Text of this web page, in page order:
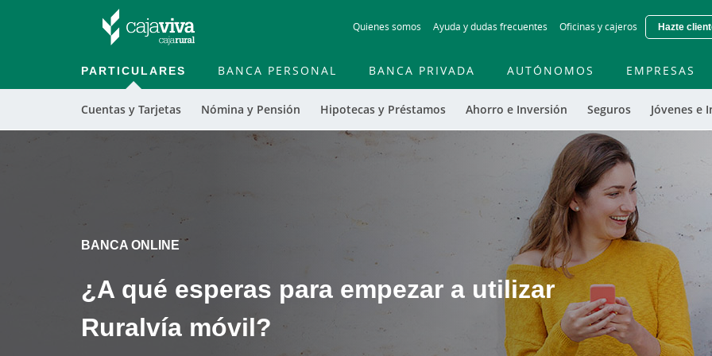
Quienes somos Ayuda y dudas frecuentes Oficinas y cajeros Hazte
PARTICULARES
Cuentas y Tarjetas Nómina y Pensión Hipotecas y Préstamos Ahorro e Inversión Seguros Jóvenes e
BANCA PERSONAL BANCA PRIVADA AUTÓNOMOS EMPRESAS
Cargando contenido, por favor espere...
BANCA ONLINE
¿A qué esperas para empezar a utilizar
Ruralvía móvil?